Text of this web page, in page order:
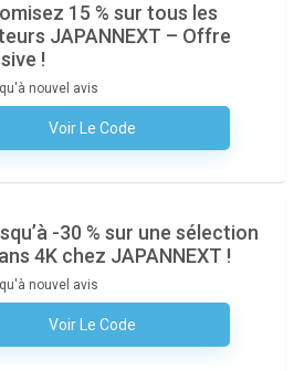
15 % sur tous les
JAPANNEXT – Offre
!
nouvel avis
Voir Le Code
Aucun Code N'est Nécessaire
-30 % sur une sélection
4K chez JAPANNEXT !
nouvel avis
Voir Le Code
Aucun Code N'est Nécessaire